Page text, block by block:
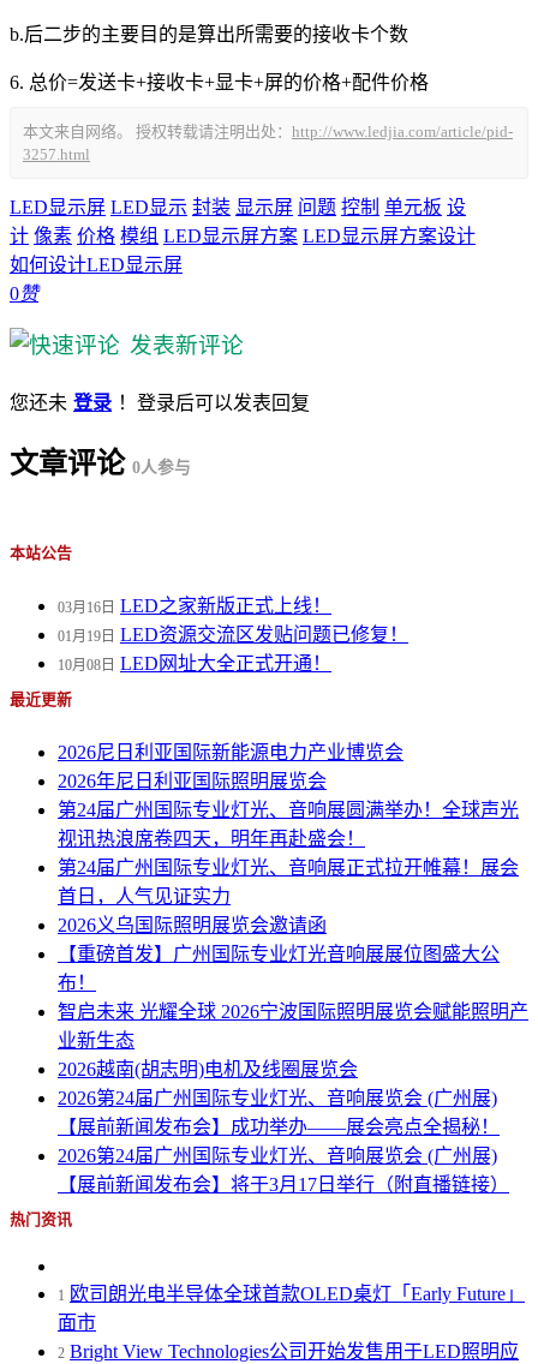
b.后二步的主要目的是算出所需要的接收卡个数
6. 总价=发送卡+接收卡+显卡+屏的价格+配件价格
本文来自网络。 授权转载请注明出处： http://www.ledjia.com/article/pid-
3257.html
LED显示屏 LED显示 封装 显示屏 问题 控制 单元板 设
计 像素 价格 模组 LED显示屏方案 LED显示屏方案设计
如何设计LED显示屏
0赞
发表新评论
您还未 登录 ！登录后可以发表回复
文章评论 0人参与
本站公告
03月16日 LED之家新版正式上线！
01月19日 LED资源交流区发贴问题已修复！
10月08日 LED网址大全正式开通！
最近更新
2026尼日利亚国际新能源电力产业博览会
2026年尼日利亚国际照明展览会
第24届广州国际专业灯光、音响展圆满举办！全球声光
视讯热浪席卷四天，明年再赴盛会！
第24届广州国际专业灯光、音响展正式拉开帷幕！展会
首日，人气见证实力
2026义乌国际照明展览会邀请函
【重磅首发】广州国际专业灯光音响展展位图盛大公
布！
智启未来 光耀全球 2026宁波国际照明展览会赋能照明产
业新生态
2026越南(胡志明)电机及线圈展览会
2026第24届广州国际专业灯光、音响展览会 (广州展)
【展前新闻发布会】成功举办——展会亮点全揭秘！
2026第24届广州国际专业灯光、音响展览会 (广州展)
【展前新闻发布会】将于3月17日举行（附直播链接）
热门资讯
1 欧司朗光电半导体全球首款OLED桌灯「Early Future」
面市
2 Bright View Technologies公司开始发售用于LED照明应